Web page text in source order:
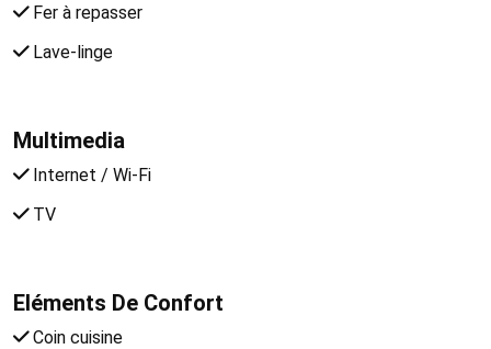
Fer à repasser
Lave-linge
Multimedia
Internet / Wi-Fi
TV
Eléments De Confort
Coin cuisine